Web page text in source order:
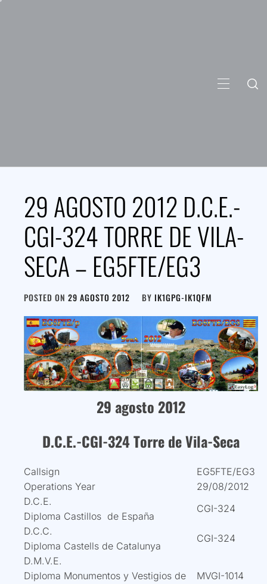
PRIMARY
29 AGOSTO 2012 D.C.E.-
CGI-324 TORRE DE VILA-
SECA – EG5FTE/EG3
POSTED ON 29 AGOSTO 2012 BY IK1GPG-IK1QFM
29 agosto 2012
D.C.E.-CGI-324 Torre de Vila-Seca
Callsign
EG5FTE/EG3
Operations Year
29/08/2012
D.C.E.
Diploma Castillos de España
CGI-324
D.C.C.
Diploma Castells de Catalunya
CGI-324
D.M.V.E.
Diploma Monumentos y Vestigios de
MVGI-1014